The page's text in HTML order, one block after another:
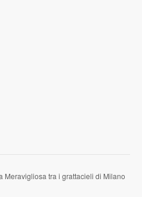
Meravigliosa tra i grattacieli di Milano